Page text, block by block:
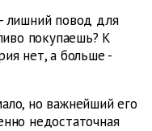
лишний повод для
покупаешь? К
нет, а больше -
но важнейший его
недостаточная